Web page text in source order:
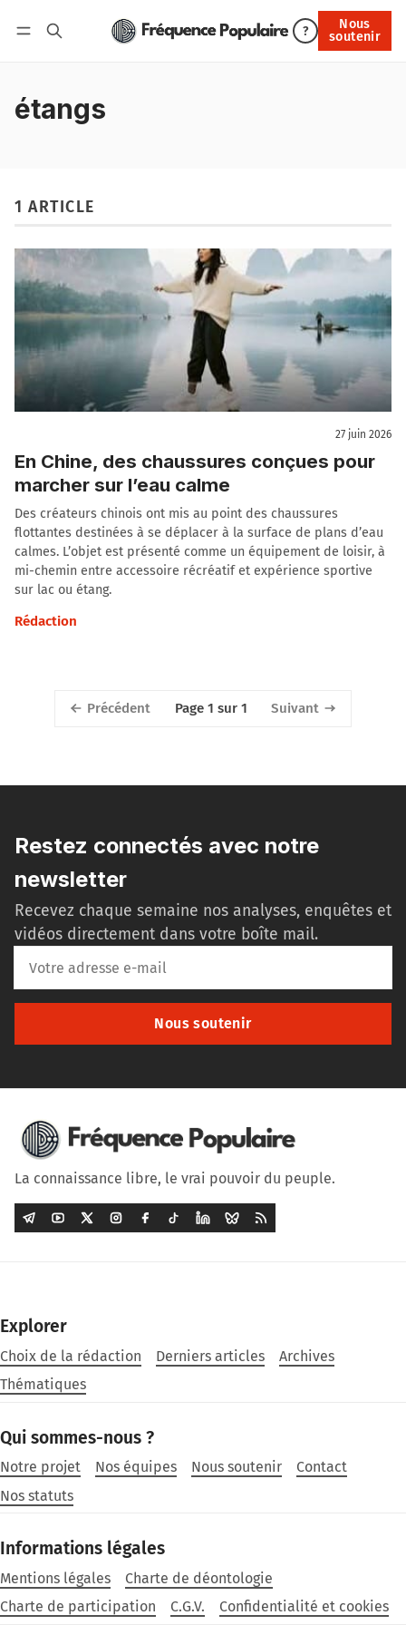
?
Nous
soutenir
Nous soutenir
étangs
1 ARTICLE
27 juin 2026
En Chine, des chaussures conçues pour
marcher sur l’eau calme
Des créateurs chinois ont mis au point des chaussures
flottantes destinées à se déplacer à la surface de plans d’eau
calmes. L’objet est présenté comme un équipement de loisir, à
mi-chemin entre accessoire récréatif et expérience sportive
sur lac ou étang.
Rédaction
Précédent Page 1 sur 1 Suivant
Restez connectés avec notre
newsletter
Recevez chaque semaine nos analyses, enquêtes et
vidéos directement dans votre boîte mail.
Nous soutenir
La connaissance libre, le vrai pouvoir du peuple.
Explorer
Choix de la rédaction Derniers articles
Archives
Thématiques
Qui sommes-nous ?
Notre projet Nos équipes Nous soutenir
Contact
Nos statuts
Informations légales
Mentions légales
Charte de déontologie
Charte de participation
C.G.V. Confidentialité et cookies